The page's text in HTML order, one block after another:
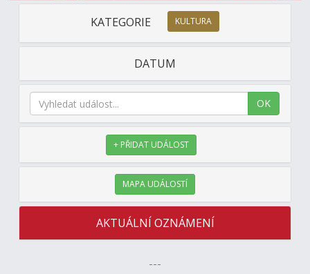
Restaurace a Hotel
KATEGORIE KULTURA
DATUM
OK
+ PŘIDAT UDÁLOST
MAPA UDÁLOSTÍ
AKTUÁLNÍ OZNÁMENÍ
---